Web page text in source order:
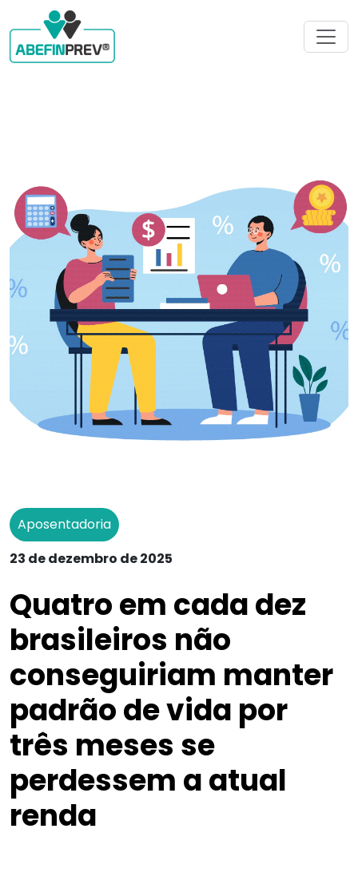
Aposentadoria
23 de dezembro de 2025
Quatro em cada dez
brasileiros não
conseguiriam manter
padrão de vida por
três meses se
perdessem a atual
renda